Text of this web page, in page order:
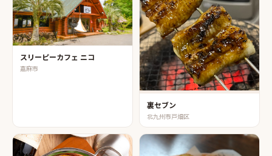
スリーピーカフェ ニコ
嘉麻市
裏セブン
北九州市戸畑区